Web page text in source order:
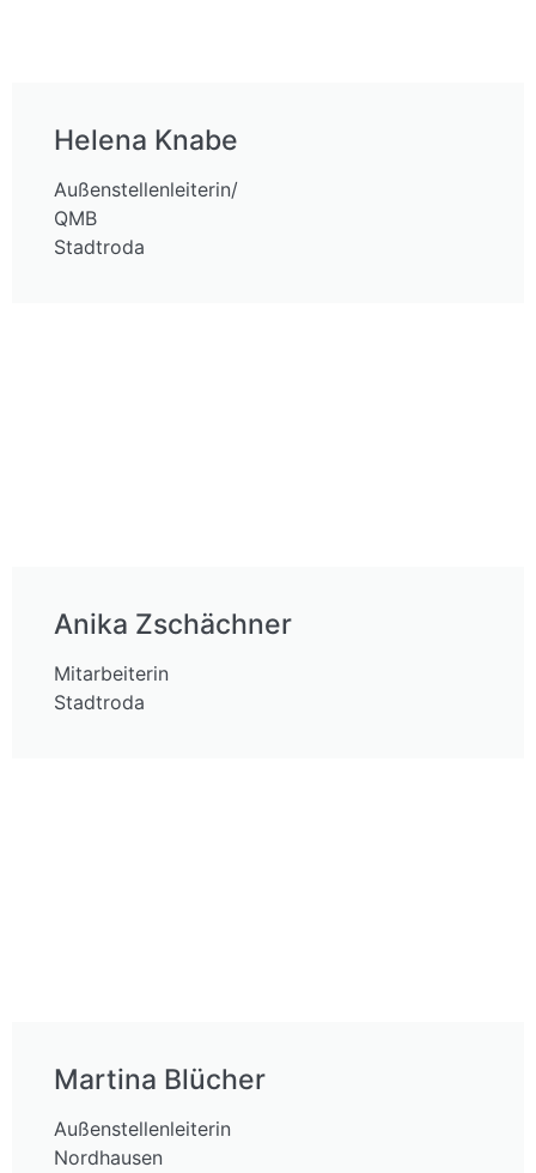
Helena Knabe
Außenstellenleiterin/
QMB
Stadtroda
Anika Zschächner
Mitarbeiterin
Stadtroda
Martina Blücher
Außenstellenleiterin
Nordhausen